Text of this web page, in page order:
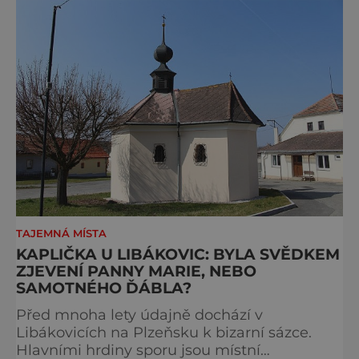
TAJEMNÁ MÍSTA
KAPLIČKA U LIBÁKOVIC: BYLA SVĚDKEM
ZJEVENÍ PANNY MARIE, NEBO
SAMOTNÉHO ĎÁBLA?
Před mnoha lety údajně dochází v
Libákovicích na Plzeňsku k bizarní sázce.
Hlavními hrdiny sporu jsou místní